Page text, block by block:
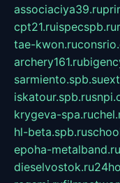
associaciya39.ru
cpt21.ruispecspb.ru
tae-kwon.ru
archery161.ru
sarmiento.spb.su
iskatour.spb.ru
krygeva-spa.ru
hl-beta.spb.ru
epoha-metalband.ru
dieselvostok.ru